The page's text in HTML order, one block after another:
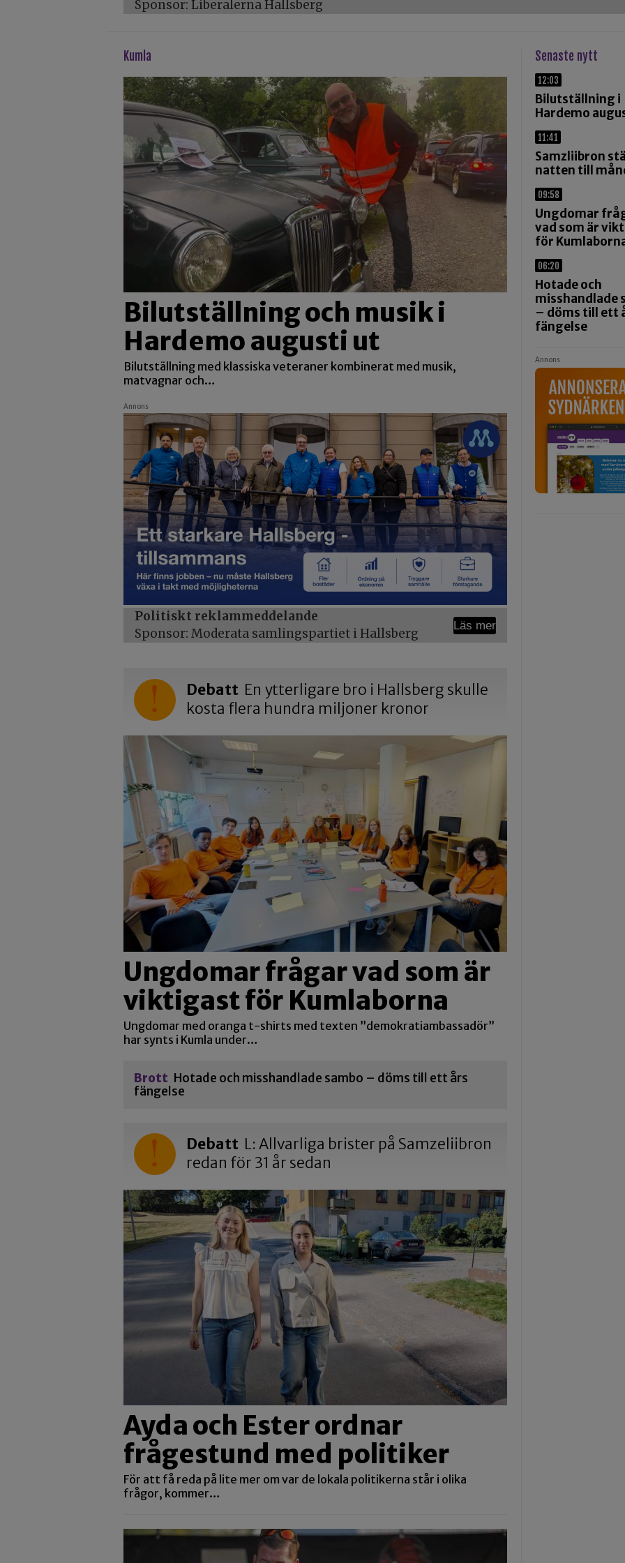
Sponsor: Liberalerna Hallsberg
kumla
Bilutställning och musik i
Hardemo augusti ut
Bilutställning med klassiska veteraner kombinerat med musik,
matvagnar och…
Annons
Politiskt reklammeddelande
Sponsor: Moderata samlingspartiet i Hallsberg
Läs mer
Debatt En ytterligare bro i Hallsberg skulle
kosta flera hundra miljoner kronor
Ungdomar frågar vad som är
viktigast för Kumlaborna
Ungdomar med oranga t-shirts med texten ”demokratiambassadör”
har synts i Kumla under…
Brott Hotade och misshandlade sambo – döms till ett års
fängelse
Debatt L: Allvarliga brister på Samzeliibron
redan för 31 år sedan
Ayda och Ester ordnar
frågestund med politiker
För att få reda på lite mer om var de lokala politikerna står i olika
frågor, kommer…
Senaste nytt
12:03
Bilutställning i
Hardemo
11:41
Samzliibron
natten till
09:58
Ungdomar
vad som är
för
06:20
Hotade och
misshandlade
– döms till ett
fängelse
Annons